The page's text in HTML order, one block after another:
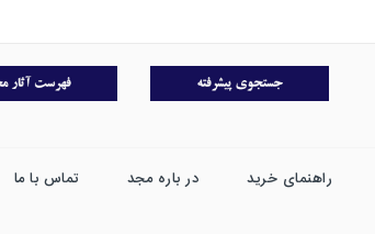
راهنمای خرید در باره مجد تماس با ما